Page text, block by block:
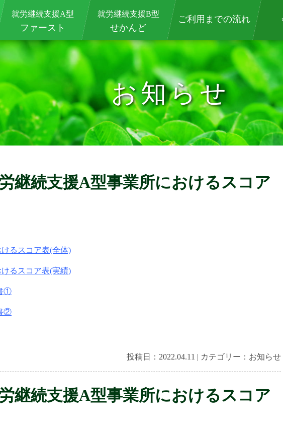
就労継続支援A型
ファースト
就労継続支援B型
せかんど
ご利用までの流れ
お知らせ
労継続支援A型事業所におけるスコア
るスコア表(全体)
るスコア表(実績)
①
②
投稿日： 2022.04.11 | カテゴリー： お知らせ
労継続支援A型事業所におけるスコア